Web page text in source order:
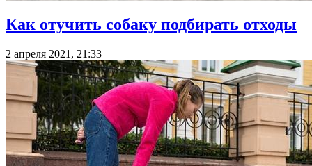
Как отучить собаку подбирать отходы
2 апреля 2021, 21:33